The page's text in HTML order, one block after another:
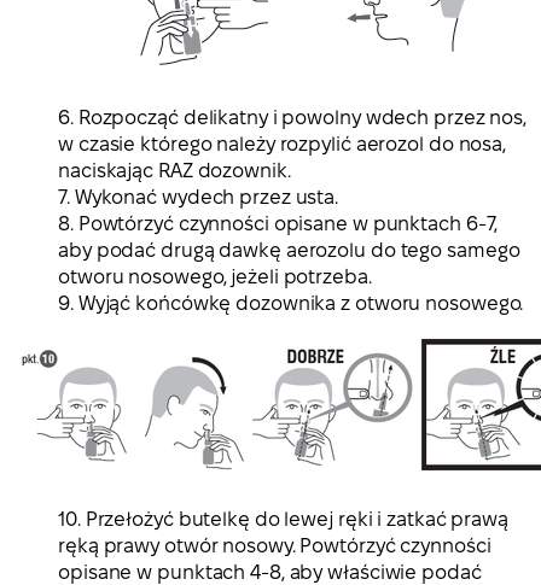
6. Rozpocząć delikatny i powolny wdech przez nos,
w czasie którego należy rozpylić aerozol do nosa,
naciskając RAZ dozownik.
7. Wykonać wydech przez usta.
8. Powtórzyć czynności opisane w punktach 6-7,
aby podać drugą dawkę aerozolu do tego samego
otworu nosowego, jeżeli potrzeba.
9. Wyjąć końcówkę dozownika z otworu nosowego.
10. Przełożyć butelkę do lewej ręki i zatkać prawą
ręką prawy otwór nosowy. Powtórzyć czynności
opisane w punktach 4-8, aby właściwie podać